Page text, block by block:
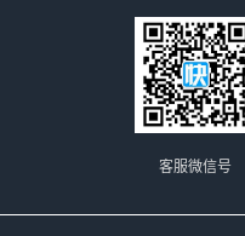
客服微信号